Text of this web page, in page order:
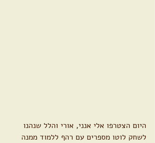
היום הצטרפו אלי אנני, אורי והלל שנהנו
לשחק לוטו מספרים עם רהף ללמוד ממנה